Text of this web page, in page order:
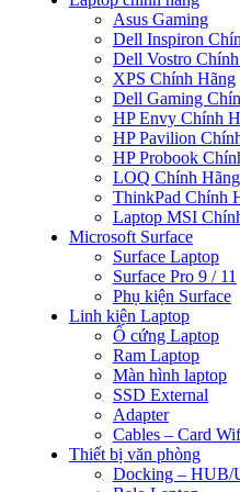
Asus Gaming
Dell Inspiron
Dell Vostro
XPS Chính Hãng
Dell Gaming
HP Envy Chính
HP Pavilion
HP Probook
LOQ Chính Hãng
ThinkPad Chính
Laptop MSI
Microsoft Surface
Surface Laptop
Surface Pro 9 / 11
Phụ kiện Surface
Linh kiện Laptop
Ổ cứng Laptop
Ram Laptop
Màn hình laptop
SSD External
Adapter
Cables – Card
Thiết bị văn phòng
Docking – HUB/